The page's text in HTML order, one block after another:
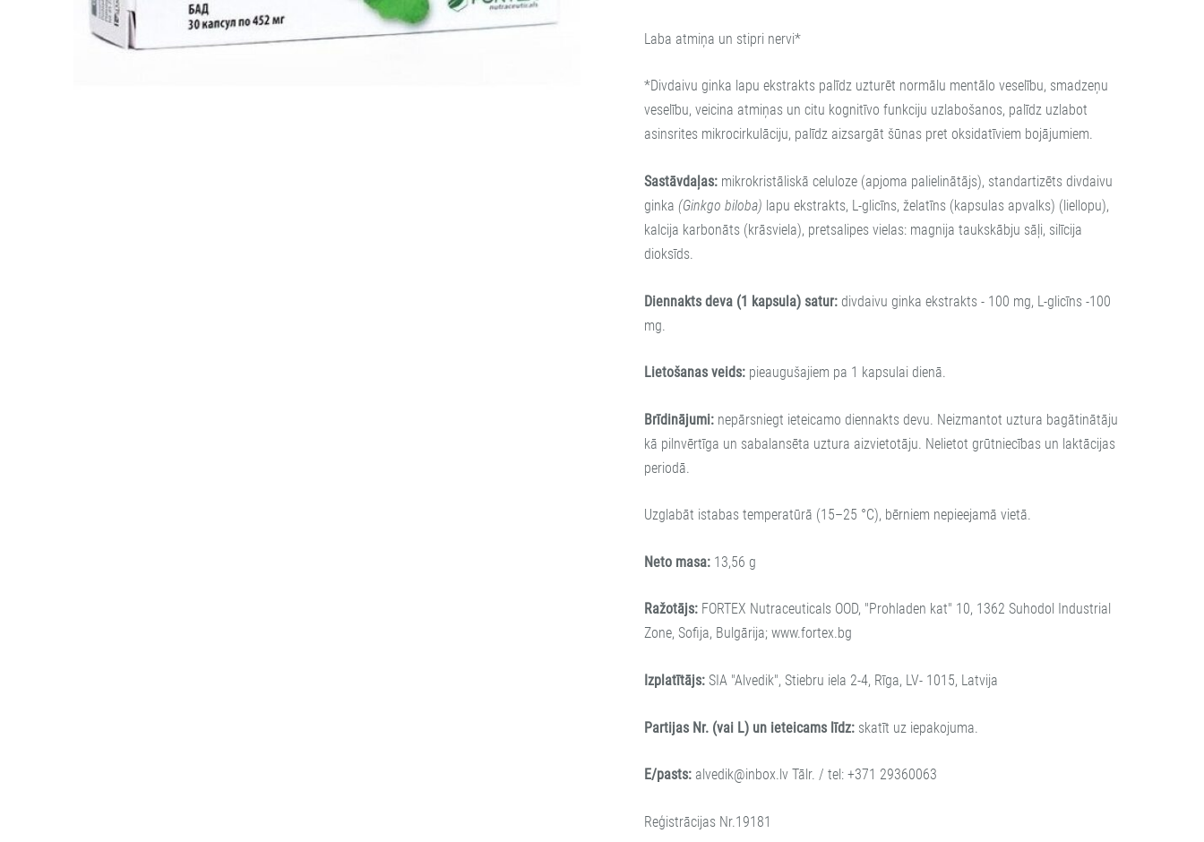
Laba atmiņa un stipri nervi*
*Divdaivu ginka lapu ekstrakts palīdz uzturēt normālu mentālo veselību, smadzeņu
veselību, veicina atmiņas un citu kognitīvo funkciju uzlabošanos, palīdz uzlabot
asinsrites mikrocirkulāciju, palīdz aizsargāt šūnas pret oksidatīviem bojājumiem.
Sastāvdaļas: mikrokristāliskā celuloze (apjoma palielinātājs), standartizēts divdaivu
ginka (Ginkgo biloba) lapu ekstrakts, L-glicīns, želatīns (kapsulas apvalks) (liellopu),
kalcija karbonāts (krāsviela), pretsalipes vielas: magnija taukskābju sāļi, silīcija
dioksīds.
Diennakts deva (1 kapsula) satur: divdaivu ginka ekstrakts - 100 mg, L-glicīns -100
mg.
Lietošanas veids: pieaugušajiem pa 1 kapsulai dienā.
Brīdinājumi: nepārsniegt ieteicamo diennakts devu. Neizmantot uztura bagātinātāju
kā pilnvērtīga un sabalansēta uztura aizvietotāju. Nelietot grūtniecības un laktācijas
periodā.
Uzglabāt istabas temperatūrā (15–25 °C), bērniem nepieejamā vietā.
Neto masa: 13,56 g
Ražotājs: FORTEX Nutraceuticals OOD, "Prohladen kat" 10, 1362 Suhodol Industrial
Zone, Sofija, Bulgārija; www.fortex.bg
Izplatītājs: SIA "Alvedik", Stiebru iela 2-4, Rīga, LV- 1015, Latvija
Partijas Nr. (vai L) un ieteicams līdz: skatīt uz iepakojuma.
E/pasts: alvedik@inbox.lv Tālr. / tel: +371 29360063
Reģistrācijas Nr.19181